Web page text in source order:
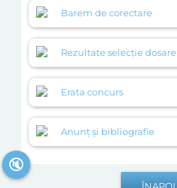
Barem de corectare
Rezultate selecție dosare
Erata concurs
Anunț și bibliografie
🔇